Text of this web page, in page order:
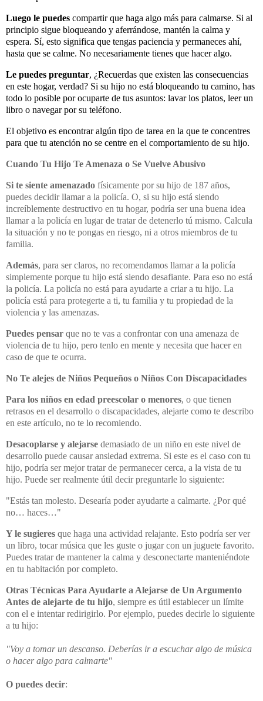
Luego le puedes compartir que haga algo más para calmarse. Si al
principio sigue bloqueando y aferrándose, mantén la calma y
espera. Sí, esto significa que tengas paciencia y permaneces ahí,
hasta que se calme. No necesariamente tienes que hacer algo.
Le puedes preguntar, ¿Recuerdas que existen las consecuencias
en este hogar, verdad? Si su hijo no está bloqueando tu camino, has
todo lo posible por ocuparte de tus asuntos: lavar los platos, leer un
libro o navegar por su teléfono.
El objetivo es encontrar algún tipo de tarea en la que te concentres
para que tu atención no se centre en el comportamiento de su hijo.
Cuando Tu Hijo Te Amenaza o Se Vuelve Abusivo
Si te siente amenazado físicamente por su hijo de 187 años,
puedes decidir llamar a la policía. O, si su hijo está siendo
increíblemente destructivo en tu hogar, podría ser una buena idea
llamar a la policía en lugar de tratar de detenerlo tú mismo. Calcula
la situación y no te pongas en riesgo, ni a otros miembros de tu
familia.
Además, para ser claros, no recomendamos llamar a la policía
simplemente porque tu hijo está siendo desafiante. Para eso no está
la policía. La policía no está para ayudarte a criar a tu hijo. La
policía está para protegerte a ti, tu familia y tu propiedad de la
violencia y las amenazas.
Puedes pensar que no te vas a confrontar con una amenaza de
violencia de tu hijo, pero tenlo en mente y necesita que hacer en
caso de que te ocurra.
No Te alejes de Niños Pequeños o Niños Con Discapacidades
Para los niños en edad preescolar o menores, o que tienen
retrasos en el desarrollo o discapacidades, alejarte como te describo
en este artículo, no te lo recomiendo.
Desacoplarse y alejarse demasiado de un niño en este nivel de
desarrollo puede causar ansiedad extrema. Si este es el caso con tu
hijo, podría ser mejor tratar de permanecer cerca, a la vista de tu
hijo. Puede ser realmente útil decir preguntarle lo siguiente:
"Estás tan molesto. Desearía poder ayudarte a calmarte. ¿Por qué
no… haces…"
Y le sugieres que haga una actividad relajante. Esto podría ser ver
un libro, tocar música que les guste o jugar con un juguete favorito.
Puedes tratar de mantener la calma y desconectarte manteniéndote
en tu habitación por completo.
Otras Técnicas Para Ayudarte a Alejarse de Un Argumento
Antes de alejarte de tu hijo, siempre es útil establecer un límite
con el e intentar redirigirlo. Por ejemplo, puedes decirle lo siguiente
a tu hijo:
"Voy a tomar un descanso. Deberías ir a escuchar algo de música
o hacer algo para calmarte"
O puedes decir: